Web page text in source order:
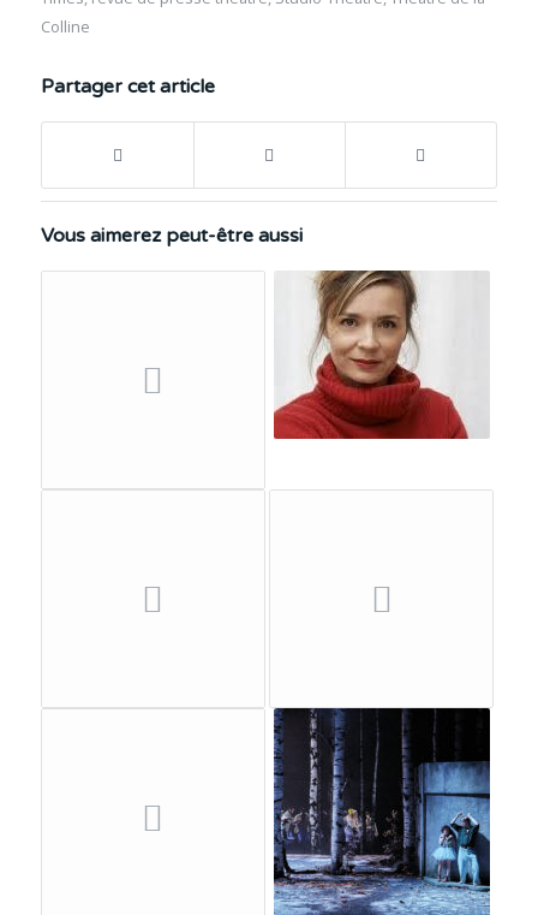
Colline
Partager cet article
Vous aimerez peut-être aussi